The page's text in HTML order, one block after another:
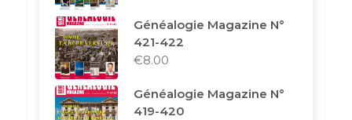
Généalogie Magazine N°
421-422
€8.00
Généalogie Magazine N°
419-420